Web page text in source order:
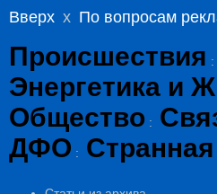
Вверх x По вопросам
Происшествия :
Энергетика и
Общество :
ДФО :